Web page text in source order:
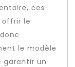
ces
offrir le
le modèle
garantir un